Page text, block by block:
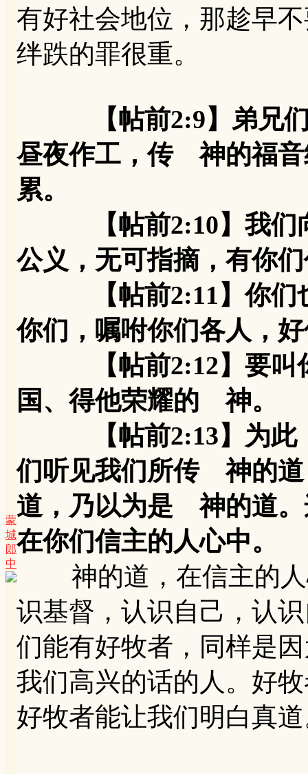
蒙
城
郎
中
有好社会地位，那趁早
绊跌的罪很重。
【帖前2:9】弟兄
昼夜作工，传 神的福音
累。
【帖前2:10】我们向
公义，无可指摘，有你
【帖前2:11】你们也
你们，嘱咐你们各人，
【帖前2:12】要叫你
国、得他荣耀的 神。
【帖前2:13】为此
们听见我们所传 神的道
道，乃以为是 神的道
在你们信主的人心中。
神的道，在信主的人
识基督，认识自己，认
们能有好牧者，同样是
我们高兴的话的人。好
好牧者能让我们明白真